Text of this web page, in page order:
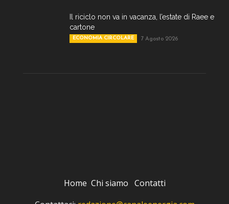
Il riciclo non va in vacanza, l’estate di Raee e
cartone
ECONOMIA CIRCOLARE 7 Agosto 2026
Home Chi siamo Contatti